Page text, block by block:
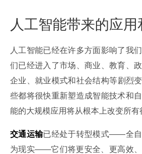
人工智能带来的应用
人工智能已经在许多方面影响了我
们已经进入了市场、商业、教育、
企业、就业模式和社会结构等剧烈
些都将很快重新塑造成智能技术和
能的大规模应用将从根本上改变所有
交通运输已经处于转型模式——全自
为现实——它们将更安全、更高效